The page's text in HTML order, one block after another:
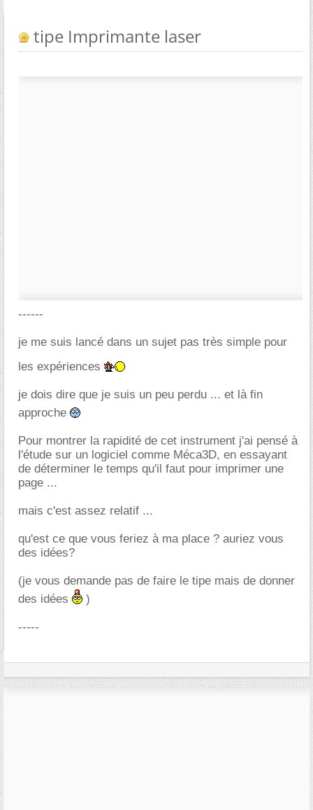
tipe Imprimante laser
------
je me suis lancé dans un sujet pas très simple pour
les expériences
je dois dire que je suis un peu perdu ... et là fin
approche
Pour montrer la rapidité de cet instrument j'ai pensé à
l'étude sur un logiciel comme Méca3D, en essayant
de déterminer le temps qu'il faut pour imprimer une
page ...
mais c'est assez relatif ...
qu'est ce que vous feriez à ma place ? auriez vous
des idées?
(je vous demande pas de faire le tipe mais de donner
des idées
)
-----